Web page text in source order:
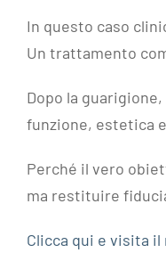
In questo caso
Un trattamento
Dopo la
funzione, estetica
Perché il vero
ma restituire
Clicca qui e visita